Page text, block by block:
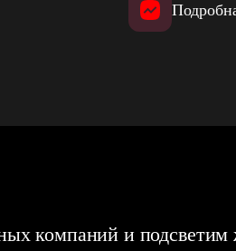
компаний и подсветим